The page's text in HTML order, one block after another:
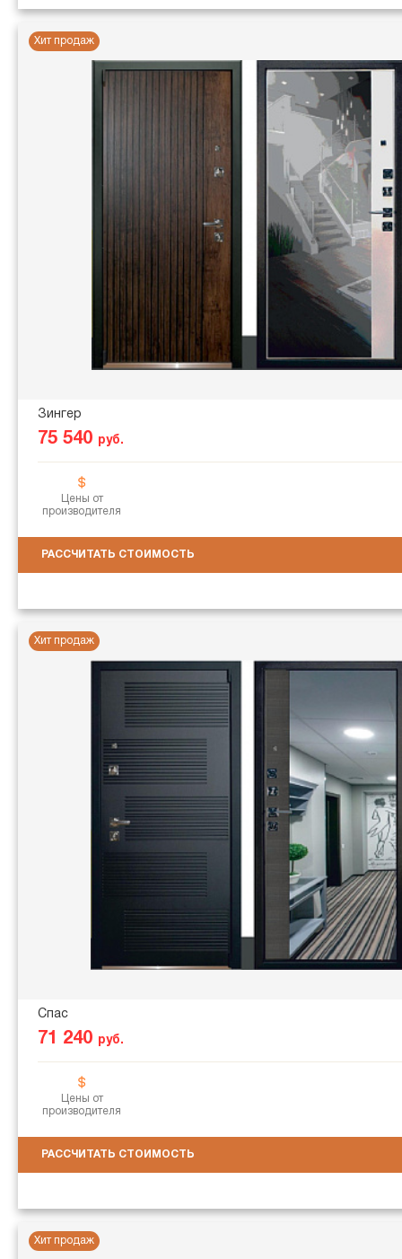
Хит продаж
Зингер
75 540 руб.
Цены от
производителя
РАССЧИТАТЬ СТОИМОСТЬ
Хит продаж
Спас
71 240 руб.
Цены от
производителя
РАССЧИТАТЬ СТОИМОСТЬ
Хит продаж